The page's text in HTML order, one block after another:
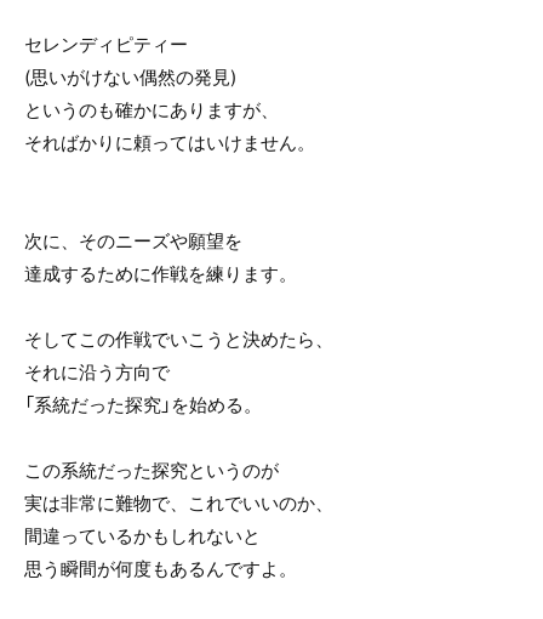
セレンディピティー
(思いがけない偶然の発見)
というのも確かにありますが、
そればかりに頼ってはいけません。
次に、そのニーズや願望を
達成するために作戦を練ります。
そしてこの作戦でいこうと決めたら、
それに沿う方向で
「系統だった探究」を始める。
この系統だった探究というのが
実は非常に難物で、これでいいのか、
間違っているかもしれないと
思う瞬間が何度もあるんですよ。